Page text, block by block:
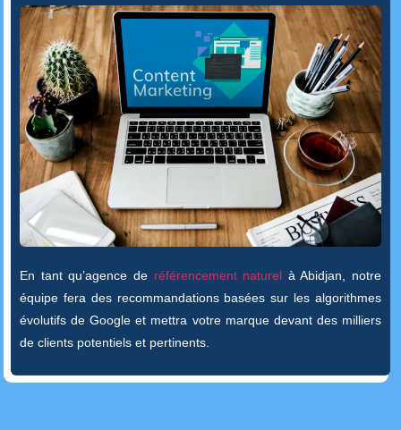
En tant qu’agence de référencement naturel à Abidjan, notre
équipe fera des recommandations basées sur les algorithmes
évolutifs de Google et mettra votre marque devant des milliers
de clients potentiels et pertinents.